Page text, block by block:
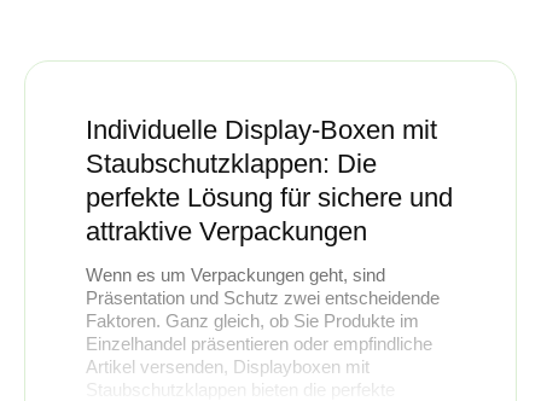
Individuelle Display-Boxen mit
Staubschutzklappen: Die
perfekte Lösung für sichere und
attraktive Verpackungen
Wenn es um Verpackungen geht, sind
Präsentation und Schutz zwei entscheidende
Faktoren. Ganz gleich, ob Sie Produkte im
Einzelhandel präsentieren oder empfindliche
Artikel versenden, Displayboxen mit
Staubschutzklappen bieten die perfekte